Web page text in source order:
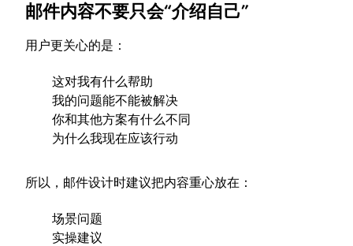
邮件内容不要只会“介绍自己”
用户更关心的是：
这对我有什么帮助
我的问题能不能被解决
你和其他方案有什么不同
为什么我现在应该行动
所以，邮件设计时建议把内容重心放在：
场景问题
实操建议